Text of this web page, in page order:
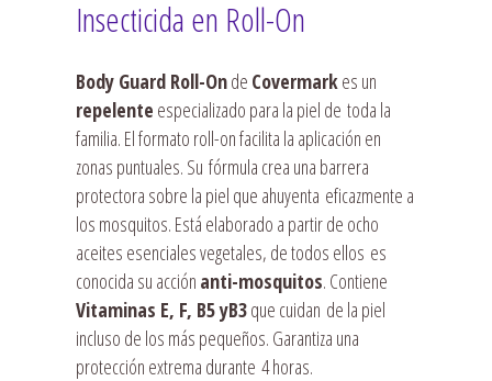
Insecticida en Roll-On
Body Guard Roll-Onde Covermark es un
repelente especializado para la piel de toda la
familia. El formato roll-on facilita la aplicación en
zonas puntuales. Su fórmula crea una barrera
protectora sobre la piel que ahuyenta eficazmente a
los mosquitos. Está elaborado a partir de ocho
aceites esenciales vegetales, de todos ellos es
conocida su acción anti-mosquitos. Contiene
Vitaminas E, F, B5 yB3que cuidan de la piel
incluso de los más pequeños. Garantiza una
protección extrema durante 4 horas.